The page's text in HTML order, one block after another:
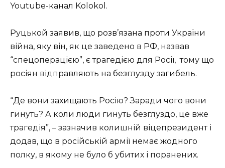
Youtube-канал Kolokol.
Руцькой заявив, що розв’язана проти України
війна, яку він, як це заведено в РФ, назвав
“спецоперацією”, є трагедією для Росії, тому що
росіян відправляють на безглузду загибель.
“Де вони захищають Росію? Заради чого вони
гинуть? А коли люди гинуть безглуздо, це вже
трагедія”, – зазначив колишній віцепрезидент і
додав, що в російській армії немає жодного
полку, в якому не було б убитих і поранених.